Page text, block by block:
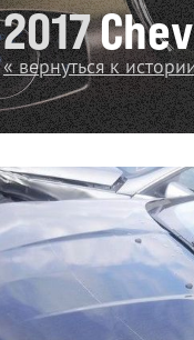
2017
« вернуться к